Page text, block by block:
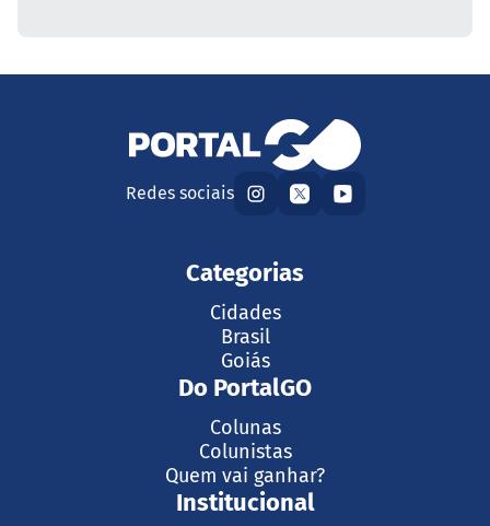
Redes sociais
Categorias
Cidades
Brasil
Goiás
Do PortalGO
Colunas
Colunistas
Quem vai ganhar?
Institucional